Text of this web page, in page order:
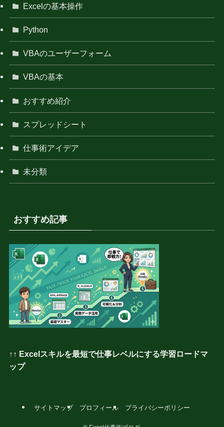
Excelの基本操作
Python
VBAのユーザーフォーム
VBAの基本
おすすめ紹介
スプレッドシート
仕事術アイデア
未分類
おすすめ記事
↑↑ Excelスキルを最短で仕事レベルにする学習ロードマ
ップ
サイトマップ プロフィール プライバシーポリシー